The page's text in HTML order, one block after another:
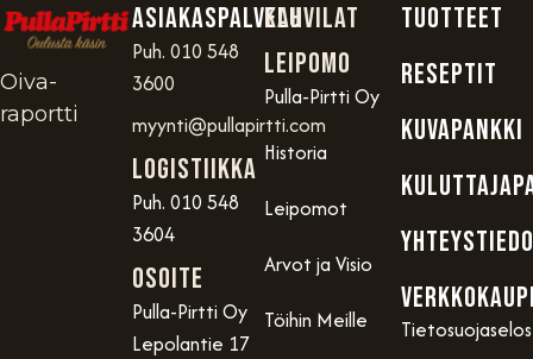
Oiva-
raportti
Asiakaspalvelu
Puh. 010 548
3600
myynti@pullapirtti.com
Logistiikka
Puh. 010 548
3604
OSOITE
Pulla-Pirtti Oy
Lepolantie 17
Kahvilat
Leipomo
Pulla-Pirtti Oy
Historia
Leipomot
Arvot ja Visio
Töihin Meille
TUOTTEET
RESEPTIT
KUVAPANKKI